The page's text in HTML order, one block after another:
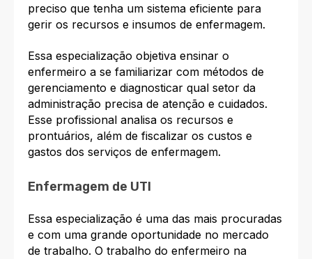
preciso que tenha um sistema eficiente para
gerir os recursos e insumos de enfermagem.
Essa especialização objetiva ensinar o
enfermeiro a se familiarizar com métodos de
gerenciamento e diagnosticar qual setor da
administração precisa de atenção e cuidados.
Esse profissional analisa os recursos e
prontuários, além de fiscalizar os custos e
gastos dos serviços de enfermagem.
Enfermagem de UTI
Essa especialização é uma das mais procuradas
e com uma grande oportunidade no mercado
de trabalho. O trabalho do enfermeiro na